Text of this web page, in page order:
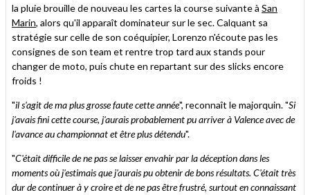
la pluie brouille de nouveau les cartes la course suivante à San
Marin, alors qu'il apparaît dominateur sur le sec. Calquant sa
stratégie sur celle de son coéquipier, Lorenzo n'écoute pas les
consignes de son team et rentre trop tard aux stands pour
changer de moto, puis chute en repartant sur des slicks encore
froids !
"il s'agit de ma plus grosse faute cette année", reconnaît le majorquin. "Si
j'avais fini cette course, j'aurais probablement pu arriver à Valence avec de
l'avance au championnat et être plus détendu".
"C'était difficile de ne pas se laisser envahir par la déception dans les
moments où j'estimais que j'aurais pu obtenir de bons résultats. C'était très
dur de continuer à y croire et de ne pas être frustré, surtout en connaissant